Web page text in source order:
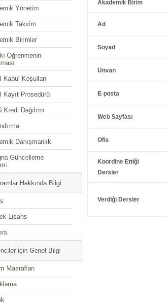
Yönetim
Takvim
Birimler
Öğrenmenin
Kabul Koşulları
Kayıt Prosedürü
Kredi Dağılımı
Danışmanlık
Güncelleme
Hakkında Bilgi
Lisans
için Genel Bilgi
Masrafları
Akademik Birim
Ad
Soyad
Ünvan
E-posta
Web Sayfası
Ofis
Koordine Ettiği
Dersler
Verdiği Dersler